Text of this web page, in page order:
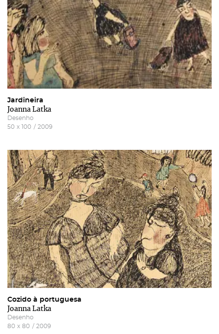
Jardineira
Joanna Latka
Desenho
50 x 100 / 2009
Cozido à portuguesa
Joanna Latka
Desenho
80 x 80 / 2009